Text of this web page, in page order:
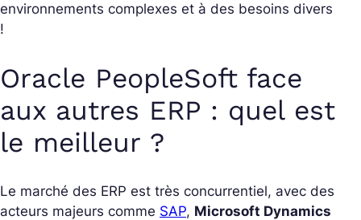
environnements complexes et à des besoins divers
!
Oracle PeopleSoft face
aux autres ERP : quel est
le meilleur ?
Le marché des ERP est très concurrentiel, avec des
acteurs majeurs comme SAP, Microsoft Dynamics